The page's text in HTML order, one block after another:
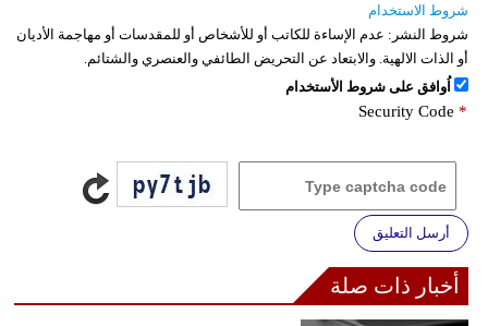
شروط الاستخدام
شروط النشر: عدم الإساءة للكاتب أو للأشخاص أو للمقدسات أو مهاجمة الأديان
أو الذات الالهية. والابتعاد عن التحريض الطائفي والعنصري والشتائم.
اُوافق على شروط الأستخدام
Security Code *
أرسل التعليق
أخبار ذات صلة